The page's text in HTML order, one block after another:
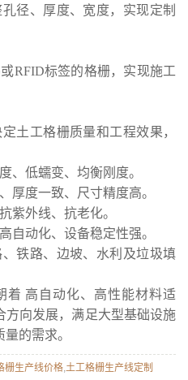
径、厚度、宽度，实现定制
RFID标签的格栅，实现施工
土工格栅质量和工程效果，
、低蠕变、均衡刚度。
厚度一致、尺寸精度高。
紫外线、抗老化。
自动化、设备稳定性强。
铁路、边坡、水利及垃圾填
着 高自动化、高性能材料适
方向发展，满足大型基础设施
的需求。
栅生产线价格,土工格栅生产线定制